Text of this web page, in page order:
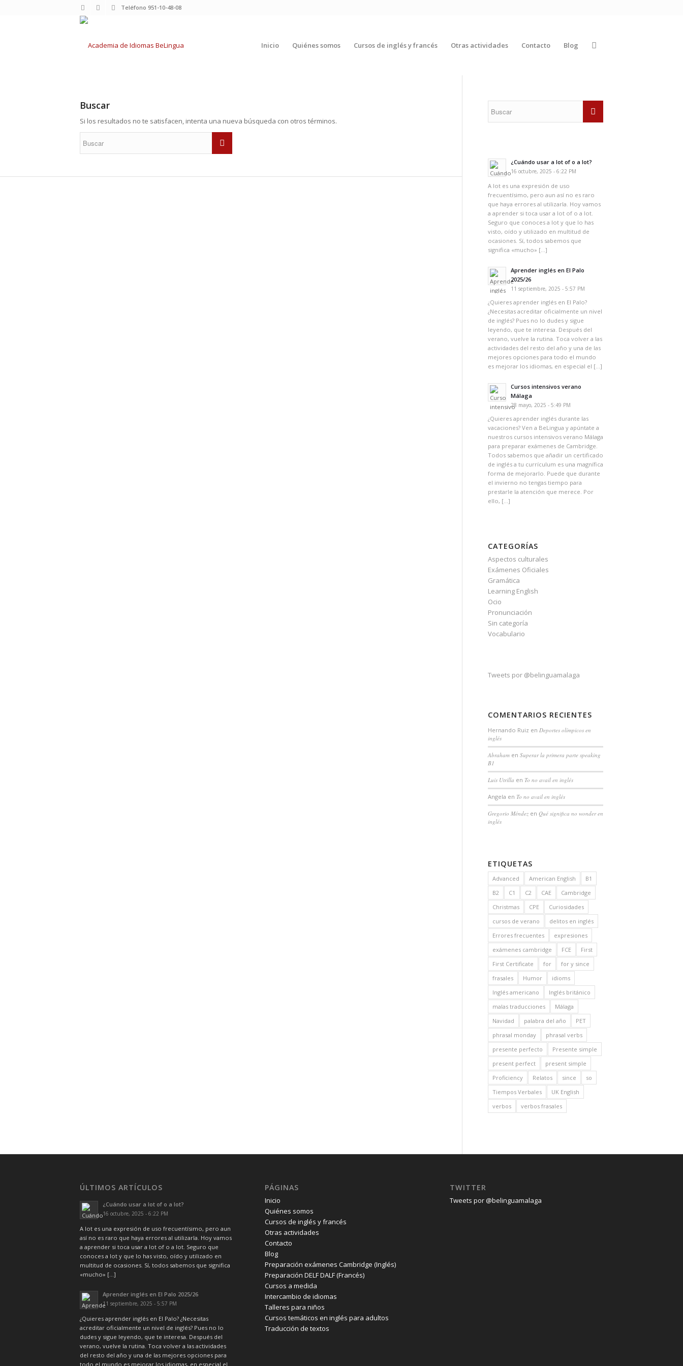
Teléfono 951-10-48-08
Inicio Quiénes somos Cursos de inglés y francés Otras actividades Contacto Blog
Buscar
Si los resultados no te satisfacen, intenta una nueva búsqueda con otros términos.
¿Cuándo usar a lot of o a lot?
16 octubre, 2025 - 6:22 PM
A lot es una expresión de uso
frecuentísimo, pero aun así no es raro
que haya errores al utilizarla. Hoy vamos
a aprender si toca usar a lot of o a lot.
Seguro que conoces a lot y que lo has
visto, oído y utilizado en multitud de
ocasiones. Sí, todos sabemos que
significa «mucho» […]
Aprender inglés en El Palo
2025/26
11 septiembre, 2025 - 5:57 PM
¿Quieres aprender inglés en El Palo?
¿Necesitas acreditar oficialmente un nivel
de inglés? Pues no lo dudes y sigue
leyendo, que te interesa. Después del
verano, vuelve la rutina. Toca volver a las
actividades del resto del año y una de las
mejores opciones para todo el mundo
es mejorar los idiomas, en especial el […]
Cursos intensivos verano
Málaga
28 mayo, 2025 - 5:49 PM
¿Quieres aprender inglés durante las
vacaciones? Ven a BeLingua y apúntate a
nuestros cursos intensivos verano Málaga
para preparar exámenes de Cambridge.
Todos sabemos que añadir un certificado
de inglés a tu currículum es una magnífica
forma de mejorarlo. Puede que durante
el invierno no tengas tiempo para
prestarle la atención que merece. Por
ello, […]
CATEGORÍAS
Aspectos culturales
Exámenes Oficiales
Gramática
Learning English
Ocio
Pronunciación
Sin categoría
Vocabulario
Tweets por @belinguamalaga
COMENTARIOS RECIENTES
Hernando Ruiz en Deportes olímpicos en
inglés
Abrahamen Superar la primera parte speaking
B1
Luis Utrilla en To no avail en inglés
Angela en To no avail en inglés
Gregorio Méndezen Qué significa no wonder en
inglés
ETIQUETAS
Advanced American English
B1
B2
C1 C2 CAE
Cambridge
Christmas
CPE
Curiosidades
cursos de verano
delitos en inglés
Errores frecuentes
expresiones
exámenes cambridge
FCE
First
First Certificate
for
for y since
frasales
Humor
idioms
Inglés americano
Inglés británico
malas traducciones
Málaga
Navidad
palabra del año
PET
phrasal monday
phrasal verbs
presente perfecto
Presente simple
present perfect
present simple
Proficiency
Relatos since
so
Tiempos Verbales
UK English
verbos
verbos frasales
ÚLTIMOS ARTÍCULOS
¿Cuándo usar a lot of o a lot?
16 octubre, 2025 - 6:22 PM
A lot es una expresión de uso frecuentísimo, pero aun
así no es raro que haya errores al utilizarla. Hoy vamos
a aprender si toca usar a lot of o a lot. Seguro que
conoces a lot y que lo has visto, oído y utilizado en
multitud de ocasiones. Sí, todos sabemos que significa
«mucho» […]
Aprender inglés en El Palo 2025/26
11 septiembre, 2025 - 5:57 PM
¿Quieres aprender inglés en El Palo? ¿Necesitas
acreditar oficialmente un nivel de inglés? Pues no lo
dudes y sigue leyendo, que te interesa. Después del
verano, vuelve la rutina. Toca volver a las actividades
del resto del año y una de las mejores opciones para
todo el mundo es mejorar los idiomas, en especial el
PÁGINAS
Inicio
Quiénes somos
Cursos de inglés y francés
Otras actividades
Contacto
Blog
Preparación exámenes Cambridge (Inglés)
Preparación DELF DALF (Francés)
Cursos a medida
Intercambio de idiomas
Talleres para niños
Cursos temáticos en inglés para adultos
Traducción de textos
TWITTER
Tweets por @belinguamalaga